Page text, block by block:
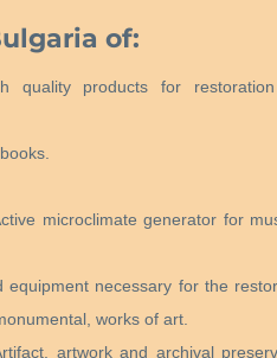
of:
quality products for
microclimate generator for
equipment necessary for the
works of art.
artwork and archival